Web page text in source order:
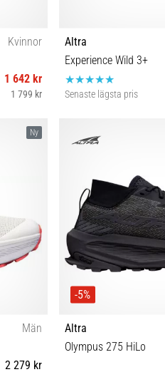
Kvinnor
1 642 kr
1 799 kr
Altra
Experience Wild 3+
Senaste lägsta pris
Ny
Män
2 279 kr
-5%
Altra
Olympus 275 HiLo